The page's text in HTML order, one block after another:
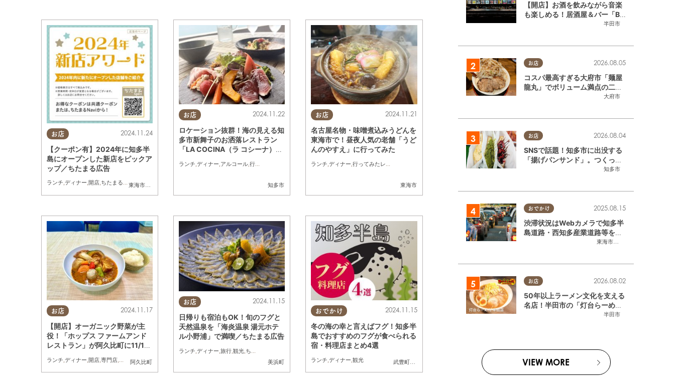
お店
東海市
,知多市
2024.11.24
【クーポン有】2024年に知多半
島にオープンした新店をピックア
ップ／ちたまる広告
ランチ,ディナー,開店,ちたまるスタイル掲載店
お店
知多市
2024.11.22
ロケーション抜群！海の見える知
多市新舞子のお洒落レストラン
「LA COCINA（ラ コシーナ）」
ランチ,ディナー,アルコール,行ってみたレポ カップル,友人
お店
東海市
2024.11.21
名古屋名物・味噌煮込みうどんを
東海市で！昼夜人気の老舗「うど
んのやすえ」に行ってみた
ランチ,ディナー,行ってみたレポ
お店
阿久比町
2024.11.17
【開店】オーガニック野菜が主
役！「ホップス ファームアンド
レストラン」が阿久比町に11/17
ランチ,ディナー,開店,専門店,まちネタ
お店
美浜町
2024.11.15
日帰りも宿泊もOK！旬のフグと
天然温泉を「海炎温泉 湯元ホテ
ル小野浦」で満喫／ちたまる広告
ランチ ,ディナー ,旅行 ,観光 ちたまる広告
おでかけ
武豊町
,美浜町
2024.11.15
冬の海の幸と言えばフグ！知多半
島でおすすめのフグが食べられる
宿・料理店まとめ4選
ランチ,ディナー,観光
半田市
【開店】お酒を飲みながら音楽
も楽しめる！居酒屋＆バー「BL
OOMY（ブルーミー）」が7/3
お店
大府市
2026.08.05
コスパ最高すぎる大府市「麺屋
龍丸」でボリューム満点の二郎
系ラーメンを堪能してきた
お店
知多市
2026.08.04
SNSで話題！知多市に出没する
「揚げパンサンド」。つくって
いるのはお祭りお兄さん!?【ち
おでかけ
東海市
,大府市
2025.08.15
渋滞状況はWebカメラで知多半
島道路・西知多産業道路等をチ
お店
半田市
2026.08.02
50年以上ラーメン文化を支える
名店！半田市の「灯台らーめん
半田店」へ【熱血ラーメン伝 8
VIEW MORE